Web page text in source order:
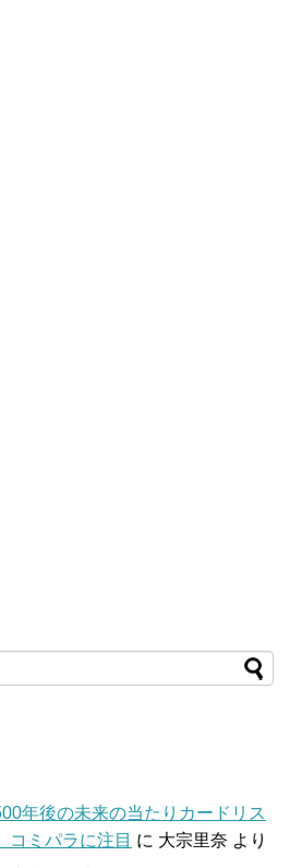
年後の未来の当たりカードリス
ミパラに注目 に 大宗里奈 より